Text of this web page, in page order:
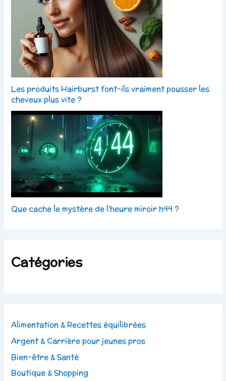
Les produits Hairburst font-ils vraiment pousser les
cheveux plus vite ?
Que cache le mystère de l’heure miroir h44 ?
Catégories
Alimentation & Recettes équilibrées
Argent & Carrière pour jeunes pros
Bien-être & Santé
Boutique & Shopping